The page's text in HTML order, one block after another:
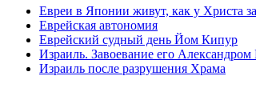
Евреи в Японии живут, как у Христа
Еврейская автономия
Еврейский судный день Йом Кипур
Израиль. Завоевание его
Израиль после разрушения Храма